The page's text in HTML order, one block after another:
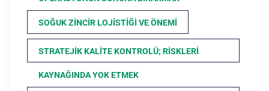
SOĞUK ZINCIR LOJISTIĞI VE ÖNEMI
STRATEJIK KALITE KONTROLÜ; RISKLERI
KAYNAĞINDA YOK ETMEK